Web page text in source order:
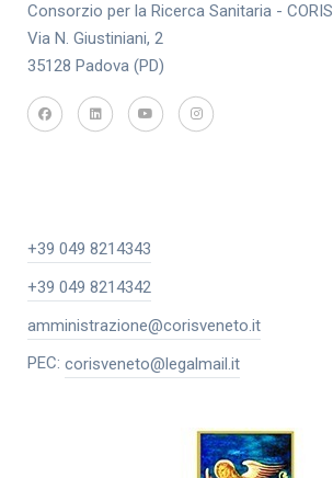
Consorzio per la Ricerca Sanitaria - CORIS
Via N. Giustiniani, 2
35128 Padova (PD)
+39 049 8214343
+39 049 8214342
amministrazione@corisveneto.it
PEC: corisveneto@legalmail.it